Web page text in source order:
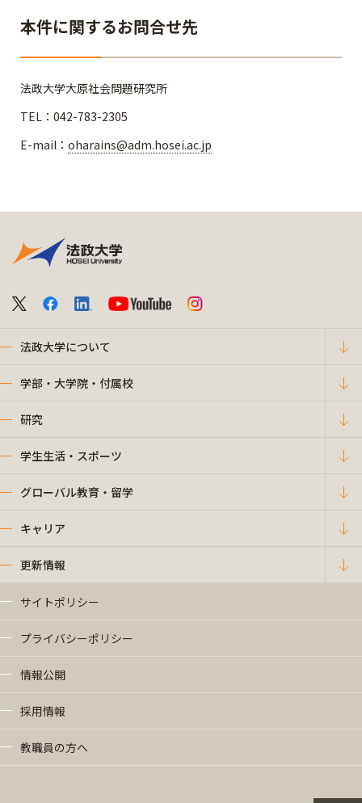
本件に関するお問合せ先
法政大学大原社会問題研究所
TEL：042-783-2305
E-mail： oharains@adm.hosei.ac.jp
法政大学について
学部・大学院・付属校
研究
学生生活・スポーツ
グローバル教育・留学
キャリア
更新情報
サイトポリシー
プライバシーポリシー
情報公開
採用情報
教職員の方へ